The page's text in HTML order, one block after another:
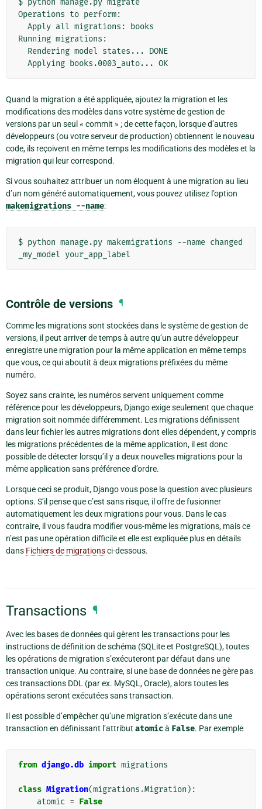
$ python manage.py migrate
Operations to perform:
Running migrations:
Quand la migration a été appliquée, ajoutez la migration et les
modifications des modèles dans votre système de gestion de
versions par un seul « commit » ; de cette façon, lorsque d’autres
développeurs (ou votre serveur de production) obtiennent le nouveau
code, ils reçoivent en même temps les modifications des modèles et la
migration qui leur correspond.
Si vous souhaitez attribuer un nom éloquent à une migration au lieu
d’un nom généré automatiquement, vous pouvez utilisez l’option
makemigrations --name:
$ python manage.py makemigrations --name changed
Contrôle de versions ¶
Comme les migrations sont stockées dans le système de gestion de
versions, il peut arriver de temps à autre qu’un autre développeur
enregistre une migration pour la même application en même temps
que vous, ce qui aboutit à deux migrations préfixées du même
numéro.
Soyez sans crainte, les numéros servent uniquement comme
référence pour les développeurs, Django exige seulement que chaque
migration soit nommée différemment. Les migrations définissent
dans leur fichier les autres migrations dont elles dépendent, y compris
les migrations précédentes de la même application, il est donc
possible de détecter lorsqu’il y a deux nouvelles migrations pour la
même application sans préférence d’ordre.
Lorsque ceci se produit, Django vous pose la question avec plusieurs
options. S’il pense que c’est sans risque, il offre de fusionner
automatiquement les deux migrations pour vous. Dans le cas
contraire, il vous faudra modifier vous-même les migrations, mais ce
n’est pas une opération difficile et elle est expliquée plus en détails
dans Fichiers de migrationsci-dessous.
Transactions ¶
Avec les bases de données qui gèrent les transactions pour les
instructions de définition de schéma (SQLite et PostgreSQL), toutes
les opérations de migration s’exécuteront par défaut dans une
transaction unique. Au contraire, si une base de données ne gère pas
ces transactions DDL (par ex. MySQL, Oracle), alors toutes les
opérations seront exécutées sans transaction.
Il est possible d’empêcher qu’une migration s’exécute dans une
transaction en définissant l’attribut atomicà False. Par exemple
from django.db import migrations
class Migration(migrations .Migration ):
atomic = False